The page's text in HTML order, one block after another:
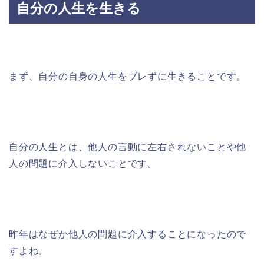
自分の人生を生きる
まず、自分の自身の人生をブレずに生きることです。
自分の人生とは、他人の言動に左右されないことや他
人の問題に介入しないことです。
昨年はなぜか他人の問題に介入することになったので
すよね。